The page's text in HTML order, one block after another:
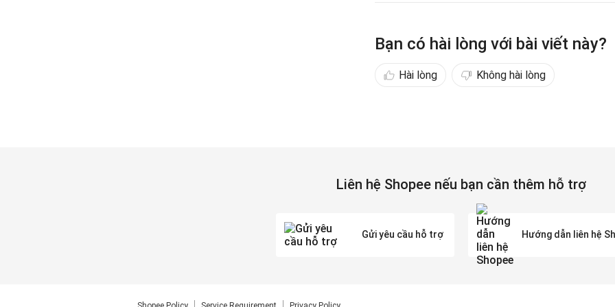
Bạn có hài lòng với bài viết này?
Hài lòng Không hài lòng
Liên hệ Shopee nếu bạn cần thêm hỗ trợ
Gửi yêu cầu hỗ trợ Hướng dẫn liên hệ